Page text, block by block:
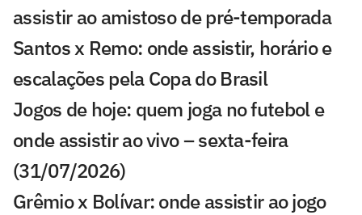
assistir ao amistoso de pré-temporada
Santos x Remo: onde assistir, horário e
escalações pela Copa do Brasil
Jogos de hoje: quem joga no futebol e
onde assistir ao vivo – sexta-feira
(31/07/2026)
Grêmio x Bolívar: onde assistir ao jogo